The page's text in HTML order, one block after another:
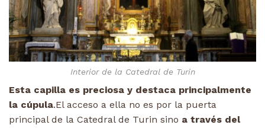
Interior de la Catedral de Turin
Esta capilla es preciosa y destaca principalmente
la cúpula.El acceso a ella no es por la puerta
principal de la Catedral de Turin sino a través del